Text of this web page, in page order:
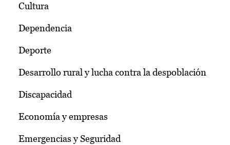
Cultura
Dependencia
Deporte
Desarrollo rural y lucha contra la despoblación
Discapacidad
Economía y empresas
Emergencias y Seguridad